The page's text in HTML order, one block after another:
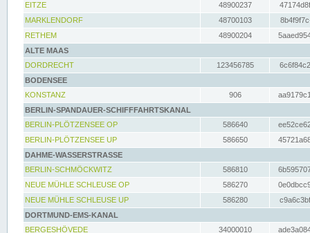
EITZE
48900237
MARKLENDORF
48700103
RETHEM
48900204
ALTE MAAS
DORDRECHT
123456785
BODENSEE
KONSTANZ
906
BERLIN-SPANDAUER-SCHIFFFAHRTSKANAL
BERLIN-PLÖTZENSEE OP
586640
BERLIN-PLÖTZENSEE UP
586650
DAHME-WASSERSTRASSE
BERLIN-SCHMÖCKWITZ
586810
NEUE MÜHLE SCHLEUSE OP
586270
NEUE MÜHLE SCHLEUSE UP
586280
DORTMUND-EMS-KANAL
BERGESHÖVEDE
34000010